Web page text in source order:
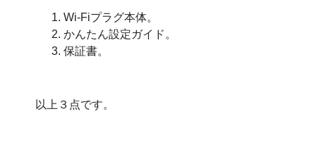
Wi-Fiプラグ本体。
かんたん設定ガイド。
保証書。
以上３点です。